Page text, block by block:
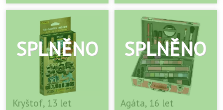
Kryštof, 13 let Agáta, 16 let